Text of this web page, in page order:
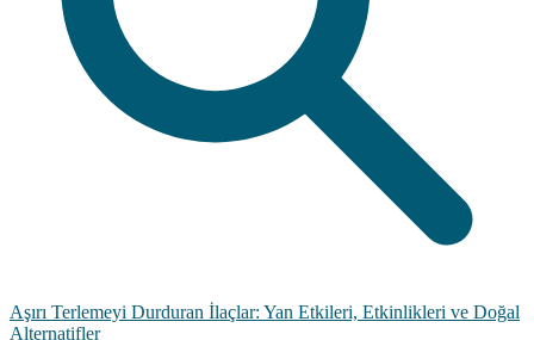
Aşırı Terlemeyi Durduran İlaçlar: Yan Etkileri, Etkinlikleri ve Doğal
Alternatifler